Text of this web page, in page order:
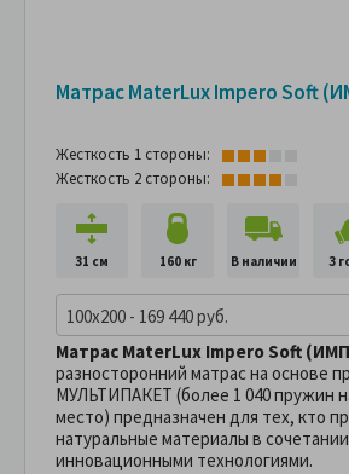
Матрас MaterLux Impero Soft
Жесткость 1 стороны:
Жесткость 2 стороны:
31 см 160 кг В наличии 3
100x200 - 169 440 руб.
Матрас MaterLux Impero Soft
разносторонний матрас на основе
МУЛЬТИПАКЕТ (более 1 040 пружин
место) предназначен для тех, кто
натуральные материалы в
инновационными технологиями.